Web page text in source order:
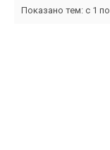
Показано тем: с 1